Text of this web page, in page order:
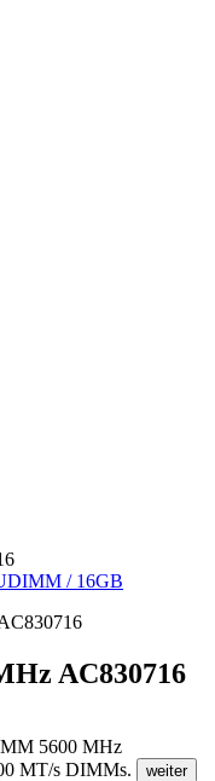
/ 16GB
AC830716
5600 MHz
MT/s DIMMs.
weiter